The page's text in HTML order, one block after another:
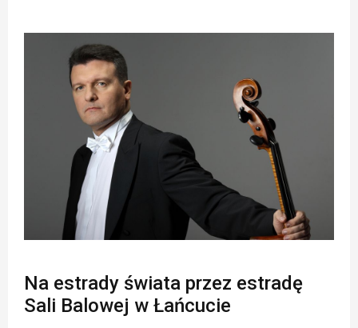
Na estrady świata przez estradę
Sali Balowej w Łańcucie